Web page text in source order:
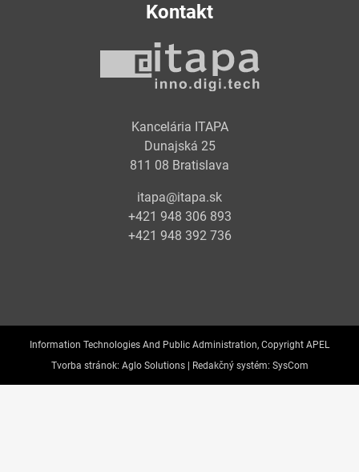
Kontakt
Kancelária ITAPA
Dunajská 25
811 08 Bratislava
itapa@itapa.sk
+421 948 306 893
+421 948 392 736
Information Technologies And Public Administration, Copyright APEL
Tvorba stránok: Aglo Solutions | Redakčný systém: SysCom